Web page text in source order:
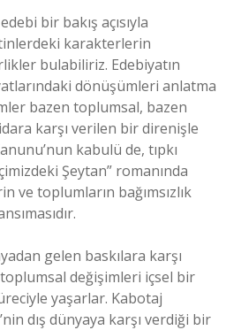
bir bakış açısıyla
karakterlerin
bulabiliriz. Edebiyatın
dönüşümleri anlatma
bazen toplumsal, bazen
karşı verilen bir direnişle
kabulü de, tıpkı
Şeytan” romanında
ve toplumların bağımsızlık
gelen baskılara karşı
değişimleri içsel bir
yaşarlar. Kabotaj
dış dünyaya karşı verdiği bir